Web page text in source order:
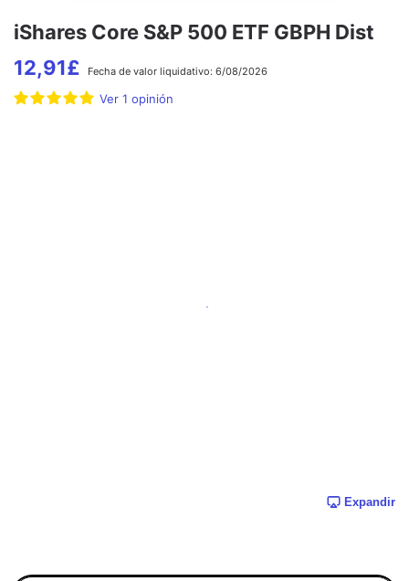
iShares Core S&P 500 ETF GBPH Dist
12,91£ Fecha de valor liquidativo: 6/08/2026
Ver 1 opinión
Expandir